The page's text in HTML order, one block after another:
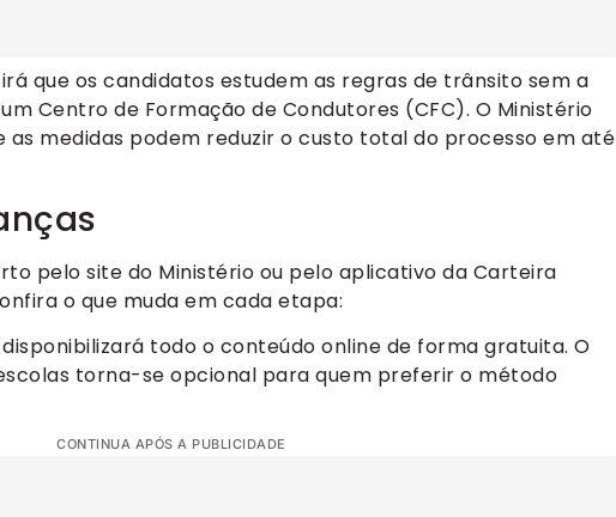
que os candidatos estudem as regras de trânsito sem a
Centro de Formação de Condutores (CFC). O Ministério
as medidas podem reduzir o custo total do processo em até
pelo site do Ministério ou pelo aplicativo da Carteira
o que muda em cada etapa:
todo o conteúdo online de forma gratuita. O
torna-se opcional para quem preferir o método
CONTINUA APÓS A PUBLICIDADE